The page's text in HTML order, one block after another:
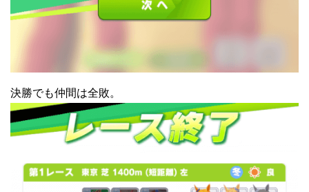
決勝でも仲間は全敗。